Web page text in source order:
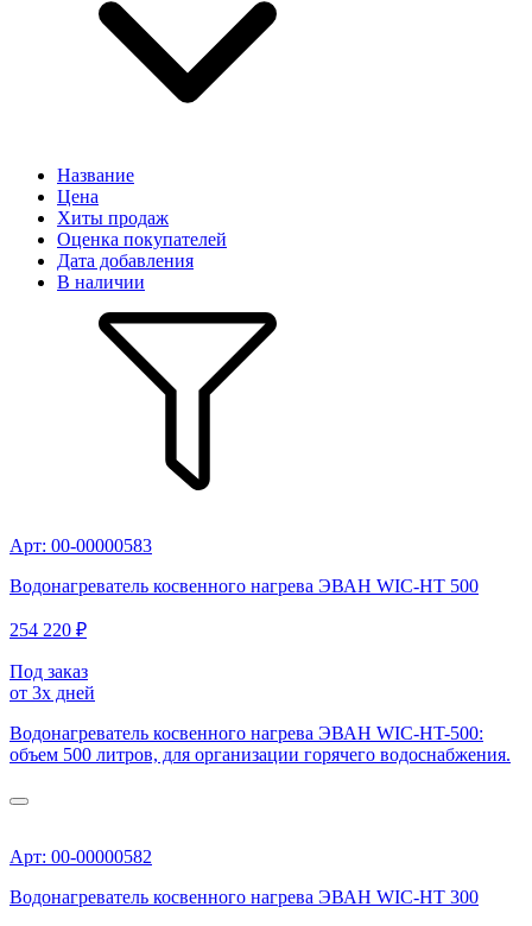
Название
Цена
Хиты продаж
Оценка покупателей
Дата добавления
В наличии
Арт: 00-00000583
Водонагреватель косвенного нагрева ЭВАН WIC-HT 500
254 220 ₽
Под заказ
от 3х дней
Водонагреватель косвенного нагрева ЭВАН WIC-HT-500:
объем 500 литров, для организации горячего водоснабжения.
Арт: 00-00000582
Водонагреватель косвенного нагрева ЭВАН WIC-HT 300